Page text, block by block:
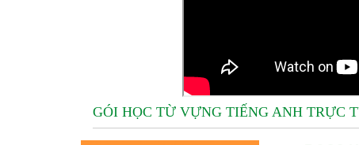
GÓI HỌC TỪ VỰNG TIẾNG ANH TRỰC